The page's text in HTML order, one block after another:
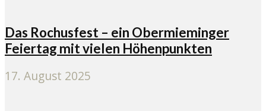
Das Rochusfest – ein Obermieminger
Feiertag mit vielen Höhenpunkten
17. August 2025